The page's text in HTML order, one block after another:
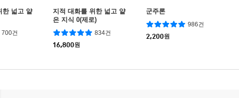
한 넓고 얕
700건
지적 대화를 위한 넓고 얕
은 지식 0(제로)
834건
16,800원
군주론
986건
2,200원